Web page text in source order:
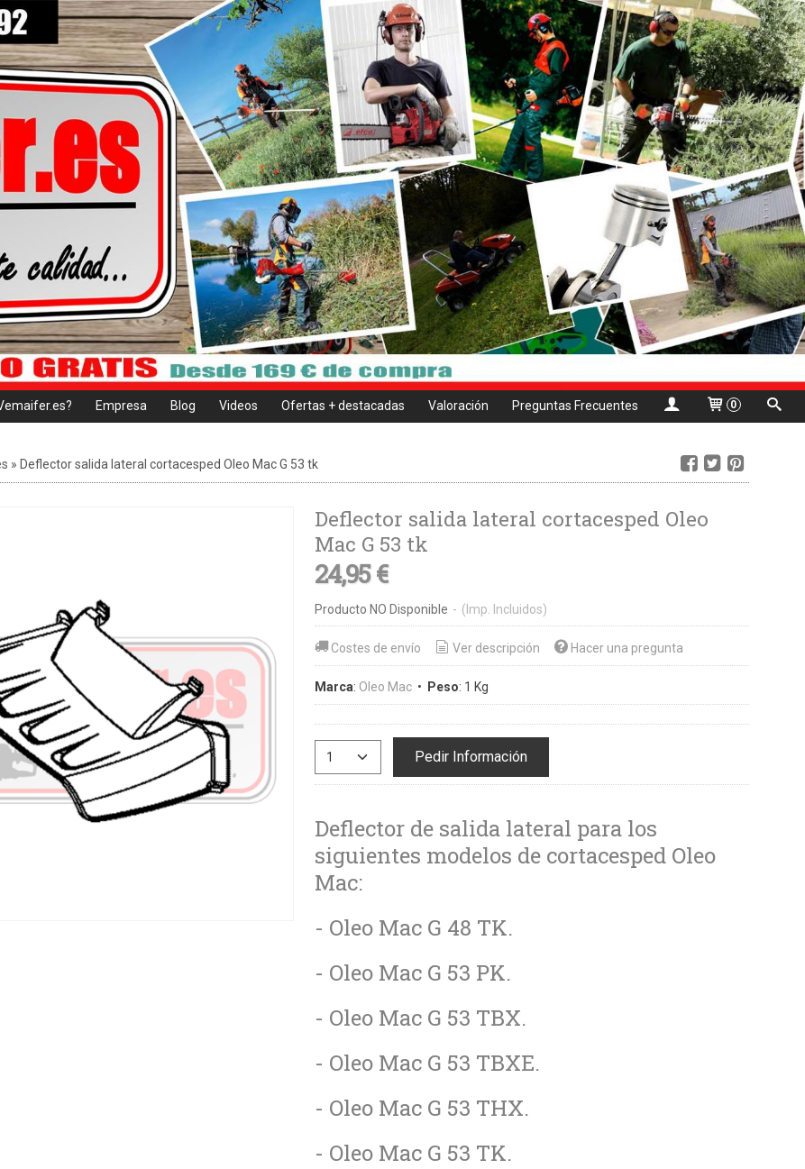
Empresa Blog Videos Ofertas + destacadas Valoración Preguntas Frecuentes 0
» Deflector salida lateral cortacesped Oleo Mac G 53 tk
Deflector salida lateral cortacesped Oleo
Mac G 53 tk
24,95 €
Producto NO Disponible - (Imp. Incluidos)
Costes de envío Ver descripción Hacer una pregunta
Marca: Oleo Mac• Peso: 1 Kg
Pedir Información
Deflector de salida lateral para los
siguientes modelos de cortacesped Oleo
Mac:
- Oleo Mac G 48 TK.
- Oleo Mac G 53 PK.
- Oleo Mac G 53 TBX.
- Oleo Mac G 53 TBXE.
- Oleo Mac G 53 THX.
- Oleo Mac G 53 TK.